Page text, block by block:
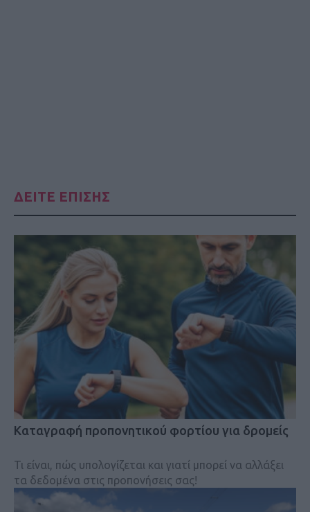
ΔΕΙΤΕ ΕΠΙΣΗΣ
Kαταγραφή προπονητικού φορτίου για δρομείς
Τι είναι, πώς υπολογίζεται και γιατί μπορεί να αλλάξει
τα δεδομένα στις προπονήσεις σας!